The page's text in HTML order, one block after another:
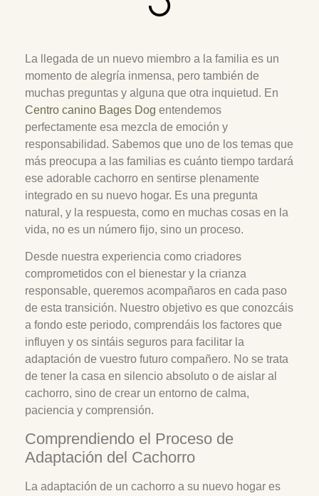
La llegada de un nuevo miembro a la familia es un
momento de alegría inmensa, pero también de
muchas preguntas y alguna que otra inquietud. En
Centro canino Bages Dog entendemos
perfectamente esa mezcla de emoción y
responsabilidad. Sabemos que uno de los temas que
más preocupa a las familias es cuánto tiempo tardará
ese adorable cachorro en sentirse plenamente
integrado en su nuevo hogar. Es una pregunta
natural, y la respuesta, como en muchas cosas en la
vida, no es un número fijo, sino un proceso.
Desde nuestra experiencia como criadores
comprometidos con el bienestar y la crianza
responsable, queremos acompañaros en cada paso
de esta transición. Nuestro objetivo es que conozcáis
a fondo este periodo, comprendáis los factores que
influyen y os sintáis seguros para facilitar la
adaptación de vuestro futuro compañero. No se trata
de tener la casa en silencio absoluto o de aislar al
cachorro, sino de crear un entorno de calma,
paciencia y comprensión.
Comprendiendo el Proceso de
Adaptación del Cachorro
La adaptación de un cachorro a su nuevo hogar es